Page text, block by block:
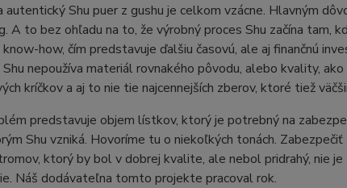
autentický Shu puer z gushu je celkom vzácne. Hlavným
A to bez ohľadu na to, že výrobný proces Shu začína tam,
how, čím predstavuje ďalšiu časovú, ale aj finančnú
Shu nepoužíva materiál rovnakého pôvodu, alebo kvality,
kríčkov a aj to nie tie najcennejších zberov, ktoré tiež
predstavuje objem lístkov, ktorý je potrebný na
Shu vzniká. Hovoríme tu o niekoľkých tonách.
ktorý by bol v dobrej kvalite, ale nebol pridrahý, nie
Náš dodávateľna tomto projekte pracoval rok.